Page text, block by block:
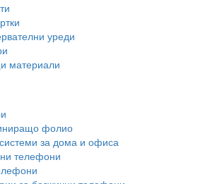
уреди
материали
фолио
за дома и офиса
телефони